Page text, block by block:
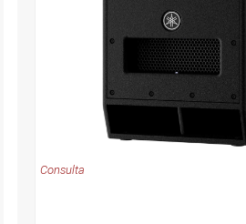
Consulta